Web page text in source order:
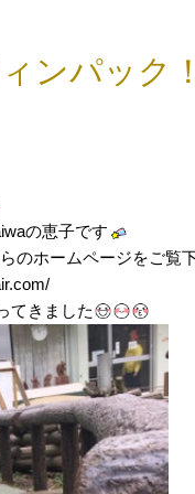
ンパック！
の恵子です
のホームページをご覧
てきました